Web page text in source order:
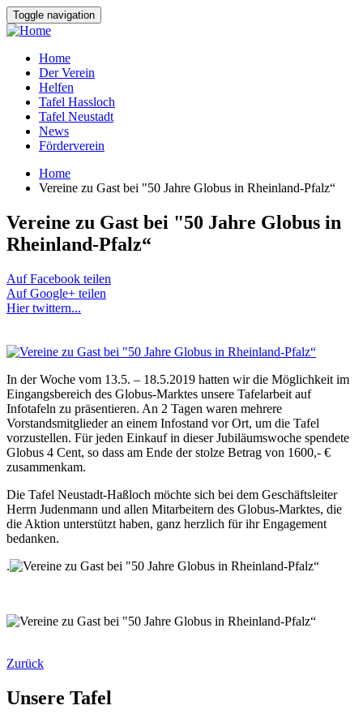
Direkt
zum
Toggle navigation
Hauptnavigation
Home
Der Verein
Helfen
Tafel Hassloch
Tafel Neustadt
News
Förderverein
Breadcrumb
Home
Vereine zu Gast bei "50 Jahre Globus in Rheinland-Pfalz“
Vereine zu Gast bei "50 Jahre Globus in
Rheinland-Pfalz“
Auf Facebook teilen
Auf Google+ teilen
Hier twittern...
In der Woche vom 13.5. – 18.5.2019 hatten wir die Möglichkeit im
Eingangsbereich des Globus-Marktes unsere Tafelarbeit auf
Infotafeln zu präsentieren. An 2 Tagen waren mehrere
Vorstandsmitglieder an einem Infostand vor Ort, um die Tafel
vorzustellen. Für jeden Einkauf in dieser Jubiläumswoche spendete
Globus 4 Cent, so dass am Ende der stolze Betrag von 1600,- €
zusammenkam.
Die Tafel Neustadt-Haßloch möchte sich bei dem Geschäftsleiter
Herrn Judenmann und allen Mitarbeitern des Globus-Marktes, die
die Aktion unterstützt haben, ganz herzlich für ihr Engagement
bedanken.
.
Zurück
Unsere Tafel